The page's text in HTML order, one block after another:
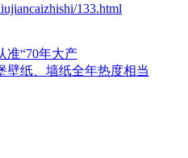
133.html
准“70年大产
壁纸、墙纸全年热度相当